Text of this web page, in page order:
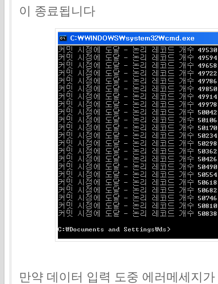
이 종료됩니다
만약 데이터 입력 도중 에러메세지